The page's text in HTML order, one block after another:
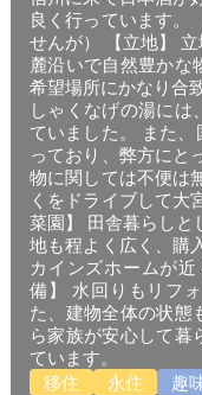
良く行っています。
せんが） 【立地】
麓沿いで自然豊かな
希望場所にかなり合
しゃくなげの湯には
ていました。 また
っており、弊方にと
物に関しては不便は
くをドライブして大
菜園】 田舎暮らしと
地も程よく広く、購
カインズホームが
備】 水回りもリフ
た、建物全体の状態
ら家族が安心して暮
ています。
移住
永住 趣